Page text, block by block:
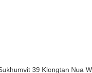
39 Klongtan Nua